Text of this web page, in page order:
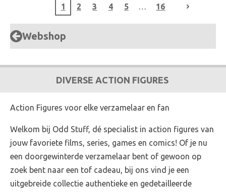
1 2 3 4 5 16
Webshop
DIVERSE ACTION FIGURES
Action Figures voor elke verzamelaar en fan
Welkom bij Odd Stuff, dé specialist in action figures van
jouw favoriete films, series, games en comics! Of je nu
een doorgewinterde verzamelaar bent of gewoon op
zoek bent naar een tof cadeau, bij ons vind je een
uitgebreide collectie authentieke en gedetailleerde